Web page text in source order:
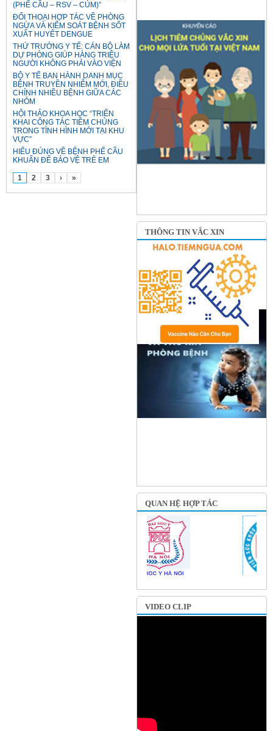
(PHẾ CẦU – RSV – CÚM)”
ĐỐI THOẠI HỢP TÁC VỀ PHÒNG
NGỪA VÀ KIỂM SOÁT BỆNH SỐT
XUẤT HUYẾT DENGUE
THỨ TRƯỞNG Y TẾ: CÁN BỘ LÀM
DỰ PHÒNG GIÚP HÀNG TRIỆU
NGƯỜI KHÔNG PHẢI VÀO VIỆN
BỘ Y TẾ BAN HÀNH DANH MỤC
BỆNH TRUYỀN NHIỄM MỚI, ĐIỀU
CHỈNH NHIỀU BỆNH GIỮA CÁC
NHÓM
HỘI THẢO KHOA HỌC “TRIỂN
KHAI CÔNG TÁC TIÊM CHỦNG
TRONG TÌNH HÌNH MỚI TẠI KHU
VỰC”
HIỂU ĐÚNG VỀ BỆNH PHẾ CẦU
KHUẨN ĐỂ BẢO VỆ TRẺ EM
1 2 3 › »
THÔNG TIN VẮC XIN
QUAN HỆ HỢP TÁC
VIDEO CLIP